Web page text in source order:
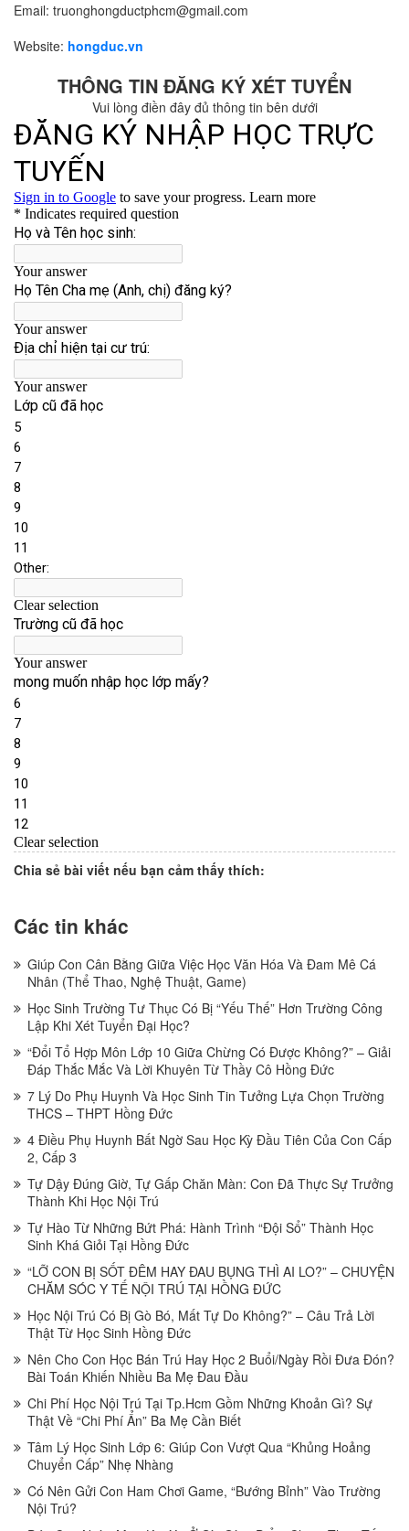
Email: truonghongductphcm@gmail.com
Website: hongduc.vn
THÔNG TIN ĐĂNG KÝ XÉT TUYỂN
Vui lòng điền đây đủ thông tin bên dưới
Chia sẻ bài viết nếu bạn cảm thấy thích:
Các tin khác
Giúp Con Cân Bằng Giữa Việc Học Văn Hóa Và Đam Mê Cá
Nhân (Thể Thao, Nghệ Thuật, Game)
Học Sinh Trường Tư Thục Có Bị “Yếu Thế” Hơn Trường Công
Lập Khi Xét Tuyển Đại Học?
“Đổi Tổ Hợp Môn Lớp 10 Giữa Chừng Có Được Không?” – Giải
Đáp Thắc Mắc Và Lời Khuyên Từ Thầy Cô Hồng Đức
7 Lý Do Phụ Huynh Và Học Sinh Tin Tưởng Lựa Chọn Trường
THCS – THPT Hồng Đức
4 Điều Phụ Huynh Bất Ngờ Sau Học Kỳ Đầu Tiên Của Con Cấp
2, Cấp 3
Tự Dậy Đúng Giờ, Tự Gấp Chăn Màn: Con Đã Thực Sự Trưởng
Thành Khi Học Nội Trú
Tự Hào Từ Những Bứt Phá: Hành Trình “Đội Sổ” Thành Học
Sinh Khá Giỏi Tại Hồng Đức
“LỠ CON BỊ SỐT ĐÊM HAY ĐAU BỤNG THÌ AI LO?” – CHUYỆN
CHĂM SÓC Y TẾ NỘI TRÚ TẠI HỒNG ĐỨC
Học Nội Trú Có Bị Gò Bó, Mất Tự Do Không?” – Câu Trả Lời
Thật Từ Học Sinh Hồng Đức
Nên Cho Con Học Bán Trú Hay Học 2 Buổi/Ngày Rồi Đưa Đón?
Bài Toán Khiến Nhiều Ba Mẹ Đau Đầu
Chi Phí Học Nội Trú Tại Tp.Hcm Gồm Những Khoản Gì? Sự
Thật Về “Chi Phí Ẩn” Ba Mẹ Cần Biết
Tâm Lý Học Sinh Lớp 6: Giúp Con Vượt Qua “Khủng Hoảng
Chuyển Cấp” Nhẹ Nhàng
Có Nên Gửi Con Ham Chơi Game, “Bướng Bỉnh” Vào Trường
Nội Trú?